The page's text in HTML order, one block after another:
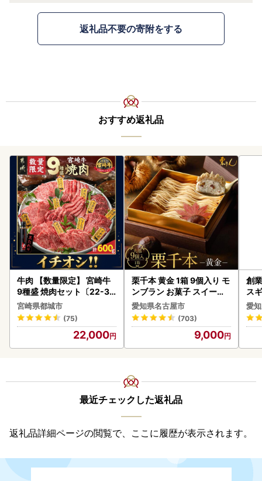
返礼品不要の寄附をする
おすすめ返礼品
牛肉 【数量限定】 宮崎牛
9種盛 焼肉セット〔22-31
-006-600g〕都城 イチオ
シ!! 牛肉
宮崎県都城市
(75)
22,000
栗千本 黄金 1箱 9個入り モ
ンブラン お菓子 スイーツ
デザート モンブラン 人気
愛知県名古屋市
(703)
9,000
創
ス
み
惣
ン
愛
最近チェックした返礼品
返礼品詳細ページの閲覧で、ここに履歴が表示されます。